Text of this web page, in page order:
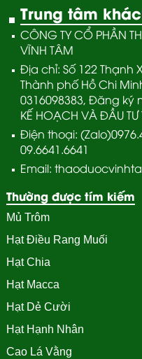
Trung tâm
CÔNG TY CỔ PHẦN
VĨNH TÂM
Địa chỉ: Số 122 Thạnh
Thành phố Hồ Chi
0316098383, Đăng ký
KẾ HOẠCH VÀ ĐẦU
Điện thoại:
09.6641.6641
Email:
Thường được tím kiếm
Mủ Trôm
Hạt Điều Rang Muối
Hạt Chia
Hạt Macca
Hạt Dẻ Cười
Hạt Hạnh Nhân
Cao Lá Vằng